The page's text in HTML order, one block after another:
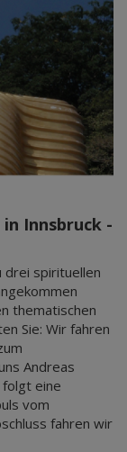
Innsbruck -
drei spirituellen
thematischen
Sie: Wir fahren
Andreas
folgt eine
vom
fahren wir